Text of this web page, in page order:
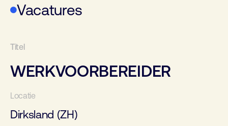
Vacatures
WERKVOORBEREIDER
Dirksland (ZH)